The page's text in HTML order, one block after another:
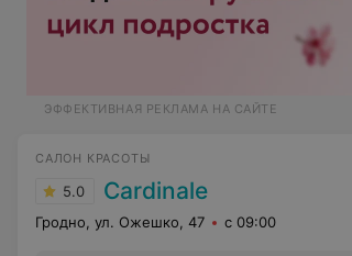
ЭФФЕКТИВНАЯ РЕКЛАМА НА САЙТЕ
САЛОН КРАСОТЫ
5.0 Cardinale
Гродно, ул. Ожешко, 47 с 09:00